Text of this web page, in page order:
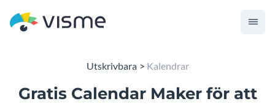
Utskrivbara Kalendrar
Gratis Calendar Maker för att